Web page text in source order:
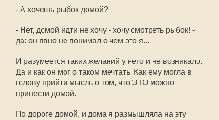
- А хочешь рыбок домой?
- Нет, домой идти не хочу - хочу смотреть рыбок! -
да: он явно не понимал о чем это я...
И разумеется таких желаний у него и не возникало.
Да и как он мог о таком мечтать. Как ему могла в
голову прийти мысль о том, что ЭТО можно
принести домой.
По дороге домой, и дома я размышляла на эту